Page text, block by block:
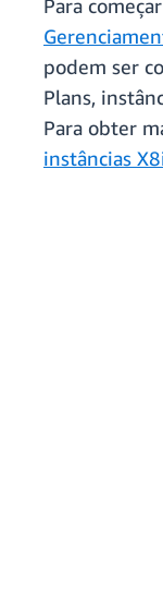
Para
podem ser
Plans,
Para obter
instâncias